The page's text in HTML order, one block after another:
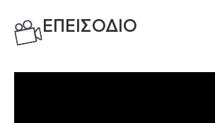
ΕΠΕΙΣΟΔΙΟ